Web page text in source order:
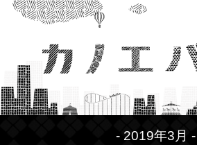
- 2019年3月 -